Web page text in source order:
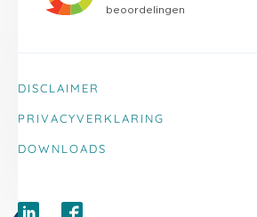
DISCLAIMER
PRIVACYVERKLARING
DOWNLOADS